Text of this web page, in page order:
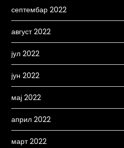
септембар 2022
август 2022
јул 2022
јун 2022
мај 2022
април 2022
март 2022